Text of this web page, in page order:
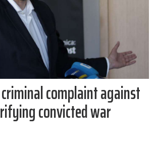
complaint against
convicted war